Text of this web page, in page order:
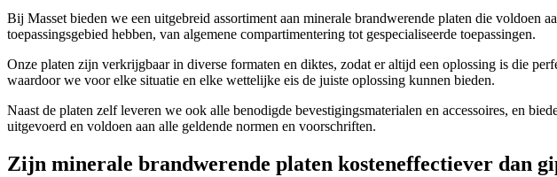
Bij Masset bieden we een uitgebreid assortiment aan minerale brandwerende platen die
toepassingsgebied hebben, van algemene compartimentering tot gespecialiseerde toepassingen.
Onze platen zijn verkrijgbaar in diverse formaten en diktes, zodat er altijd een oplossing is die
waardoor we voor elke situatie en elke wettelijke eis de juiste oplossing kunnen bieden.
Naast de platen zelf leveren we ook alle benodigde bevestigingsmaterialen en accessoires, en
uitgevoerd en voldoen aan alle geldende normen en voorschriften.
Zijn minerale brandwerende platen kosteneffectiever dan